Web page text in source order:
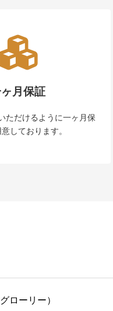
月保証
ただけるように一ヶ月保
しております。
ローリー）